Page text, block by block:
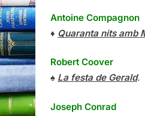
Antoine Compagnon
♦ Quaranta nits amb
Robert Coover
♠ La festa de Gerald.
Joseph Conrad